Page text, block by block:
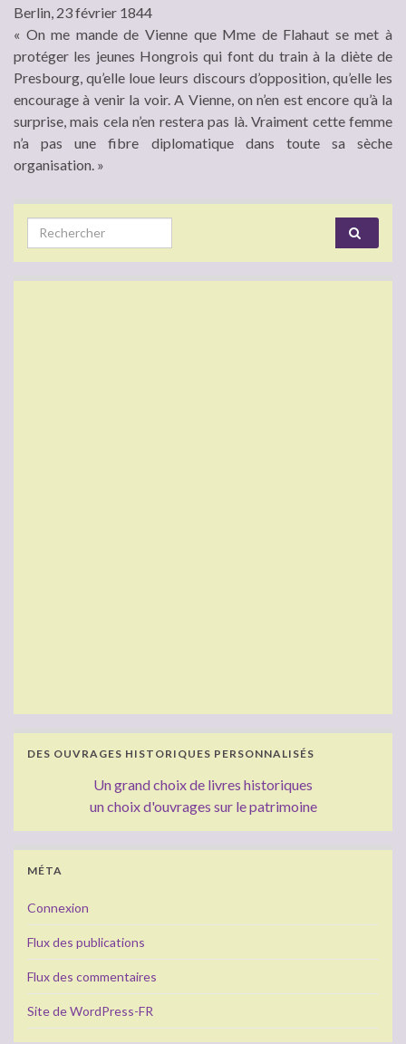
Berlin, 23 février 1844
« On me mande de Vienne que Mme de Flahaut se met à
protéger les jeunes Hongrois qui font du train à la diète de
Presbourg, qu’elle loue leurs discours d’opposition, qu’elle les
encourage à venir la voir. A Vienne, on n’en est encore qu’à la
surprise, mais cela n’en restera pas là. Vraiment cette femme
n’a pas une fibre diplomatique dans toute sa sèche
organisation. »
Search for:
DES OUVRAGES HISTORIQUES PERSONNALISÉS
Un grand choix de livres historiques
un choix d'ouvrages sur le patrimoine
MÉTA
Connexion
Flux des publications
Flux des commentaires
Site de WordPress-FR